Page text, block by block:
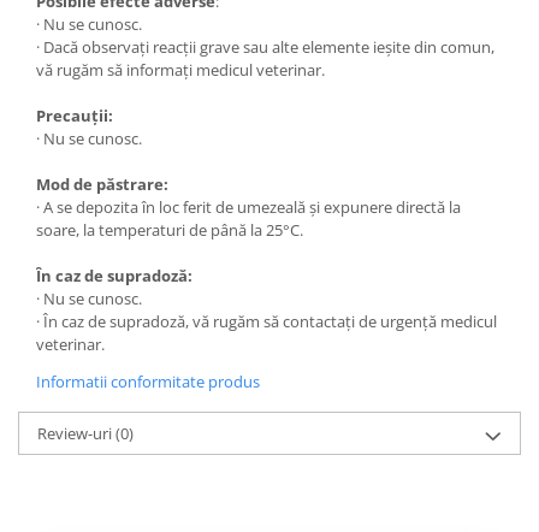
· Nu se cunosc.
· Dacă observaţi reacţii grave sau alte elemente ieșite din comun,
vă rugăm să informați medicul veterinar.
Precauții:
· Nu se cunosc.
Mod de păstrare:
· A se depozita în loc ferit de umezeală și expunere directă la
soare, la temperaturi de până la 25°C.
În caz de supradoză:
· Nu se cunosc.
· În caz de supradoză, vă rugăm să contactați de urgență medicul
veterinar.
Informatii conformitate produs
Review-uri(0)